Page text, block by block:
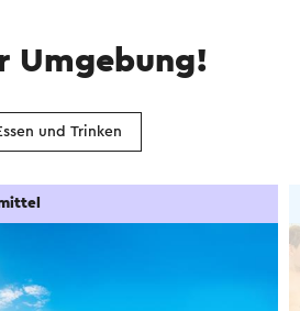
Umgebung!
und Trinken